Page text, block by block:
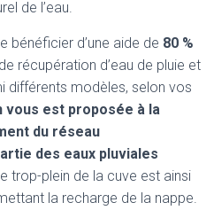
de l’eau.
bénéficier d’une aide de 80 %
récupération d’eau de pluie et
différents modèles, selon vos
vous est proposée à la
du réseau
des eaux pluviales
trop-plein de la cuve est ainsi
la recharge de la nappe.